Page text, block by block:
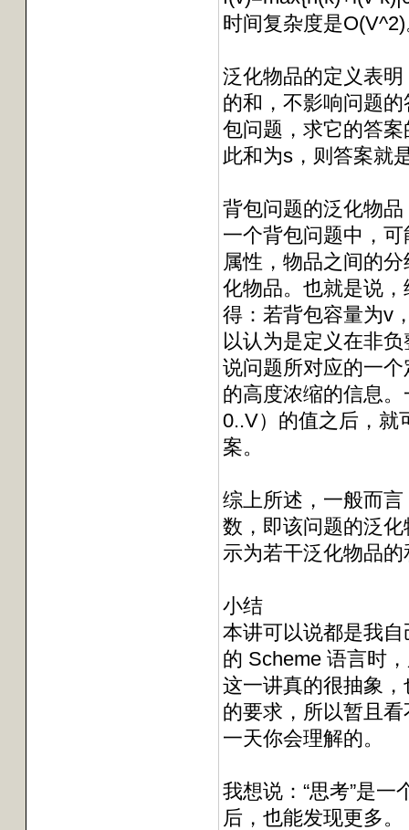
时间复杂度是
泛化物品的定义表
的和，不影响问题
包问题，求它的答
此和为s，则答案就
背包问题的泛化物品
一个背包问题中，
属性，物品之间的
化物品。也就是说
得：若背包容量为v
以认为是定义在非
说问题所对应的一
的高度浓缩的信息
0..V）的值之后，就
案。
综上所述，一般而
数，即该问题的泛
示为若干泛化物品
小结
本讲可以说都是我
的 Scheme 语言时
这一讲真的很抽象，
的要求，所以暂且
一天你会理解的。
我想说：“思考”是
后，也能发现更多。